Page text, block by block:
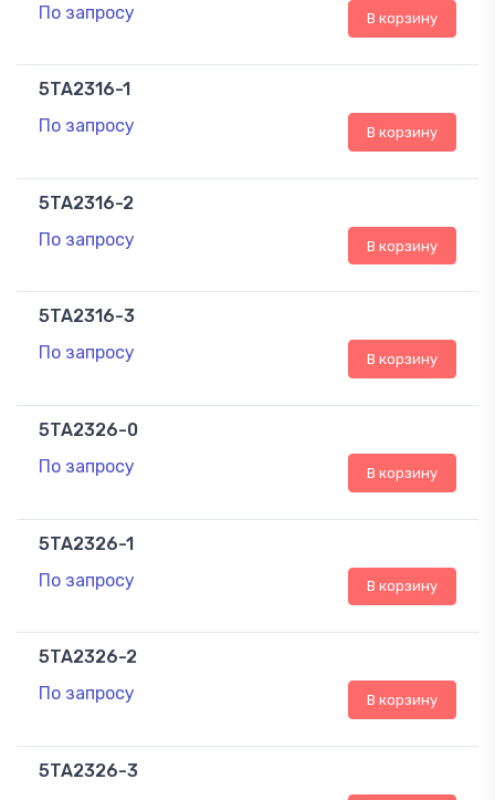
По запросу
В корзину
5TA2316-1
По запросу
В корзину
5TA2316-2
По запросу
В корзину
5TA2316-3
По запросу
В корзину
5TA2326-0
По запросу
В корзину
5TA2326-1
По запросу
В корзину
5TA2326-2
По запросу
В корзину
5TA2326-3